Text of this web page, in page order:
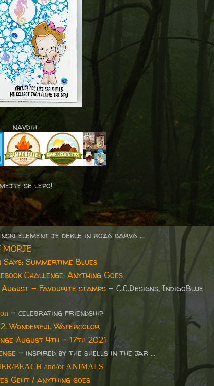
navdih
se lepo!
element je dekle in roza barva ...
Says: Summertime Blues
Challenge: Anything Goes
August - Favourite stamps - C.C.Designs, IndigoBlue
- celebrating friendship
2: Wonderful Watercolor
August 4th - 17th 2021
- inspired by the shells in the jar ...
BEACH and/or ANIMALS
Geht / anything goes